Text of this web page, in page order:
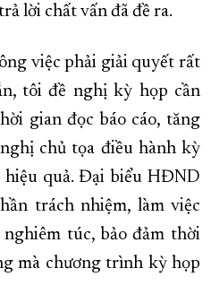
lời chất vấn đã đề ra.
việc phải giải quyết rất
tôi đề nghị kỳ họp cần
gian đọc báo cáo, tăng
chủ tọa điều hành kỳ
hiệu quả. Đại biểu HĐND
trách nhiệm, làm việc
túc, bảo đảm thời
mà chương trình kỳ họp